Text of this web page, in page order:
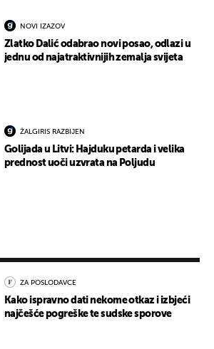
NOVI IZAZOV
Zlatko Dalić odabrao novi posao, odlazi u
jednu od najatraktivnijih zemalja svijeta
ŽALGIRIS RAZBIJEN
Golijada u Litvi: Hajduku petarda i velika
prednost uoči uzvrata na Poljudu
ZA POSLODAVCE
Kako ispravno dati nekome otkaz i izbjeći
najčešće pogreške te sudske sporove